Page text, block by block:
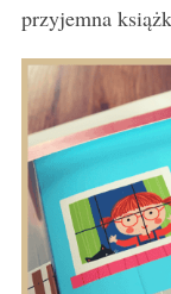
przyjemna